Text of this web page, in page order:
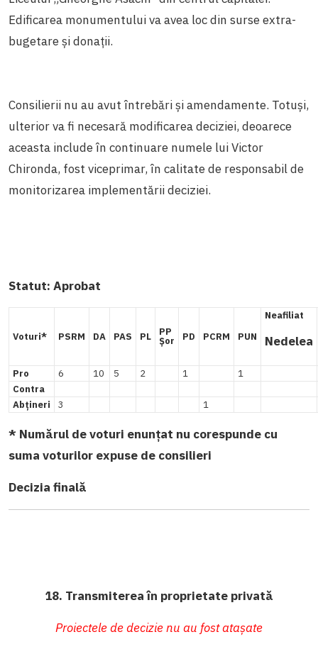
Edificarea monumentului va avea loc din surse extra-
bugetare și donații.
Consilierii nu au avut întrebări și amendamente. Totuși,
ulterior va fi necesară modificarea deciziei, deoarece
aceasta include în continuare numele lui Victor
Chironda, fost viceprimar, în calitate de responsabil de
monitorizarea implementării deciziei.
Statut: Aprobat
Voturi* PSRM DA PAS PL PP
Șor PD PCRM PUN
Neafiliat
Nedelea
Pro 6 10 5 2 1
1
Contra
Abțineri
3 1
* Numărul de voturi enunțat nu corespunde cu
suma voturilor expuse de consilieri
Decizia finală
18. Transmiterea în proprietate privată
Proiectele de decizie nu au fost atașate